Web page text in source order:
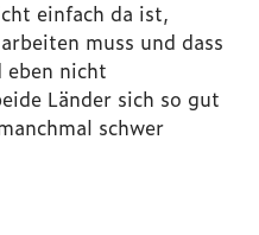
einfach da ist,
muss und dass
eben nicht
Länder sich so gut
schwer